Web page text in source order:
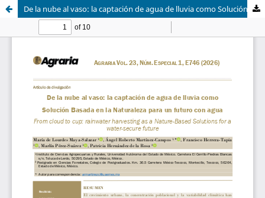
De la nube al vaso: la captación de agua de lluvia como Solución Basada en la Naturaleza para un futuro con agua